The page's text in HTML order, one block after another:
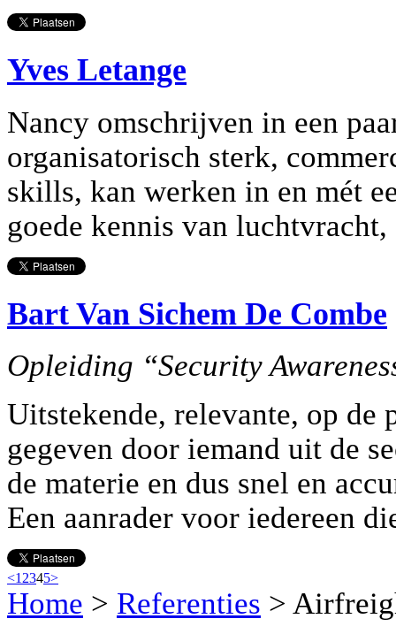
Yves Letange
Nancy omschrijven in een
organisatorisch sterk,
skills, kan werken in en mét
goede kennis van
Bart Van Sichem De Combe
Opleiding “Security
Uitstekende, relevante, op
gegeven door iemand uit de
de materie en dus snel en
Een aanrader voor iedereen
<1 2345>
Home > Referenties >